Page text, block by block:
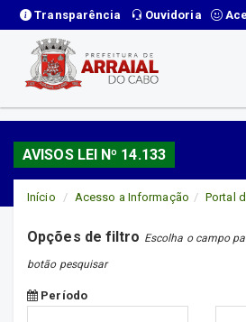
Transparência Ouvidoria
AVISOS LEI Nº 14.133
Início Acesso a Informação Portal
Opções de filtro Escolha o campo
botão pesquisar
Período